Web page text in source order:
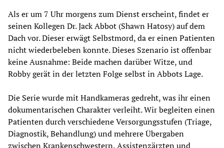
Als er um 7 Uhr morgens zum Dienst erscheint, findet er
seinen Kollegen Dr. Jack Abbot (Shawn Hatosy) auf dem
Dach vor. Dieser erwägt Selbstmord, da er einen Patienten
nicht wiederbeleben konnte. Dieses Szenario ist offenbar
keine Ausnahme: Beide machen darüber Witze, und
Robby gerät in der letzten Folge selbst in Abbots Lage.
Die Serie wurde mit Handkameras gedreht, was ihr einen
dokumentarischen Charakter verleiht. Wir begleiten einen
Patienten durch verschiedene Versorgungsstufen (Triage,
Diagnostik, Behandlung) und mehrere Übergaben
zwischen Krankenschwestern, Assistenzärzten und